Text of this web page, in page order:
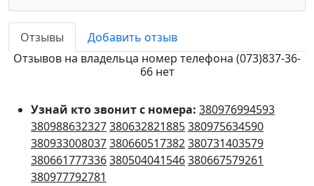
Отзывы
Добавить отзыв
Отзывов на владельца номер телефона (073)837-36-
66 нет
Узнай кто звонит с номера: 380976994593
380988632327380632821885380975634590
380933008037380660517382380731403579
380661777336380504041546380667579261
380977792781